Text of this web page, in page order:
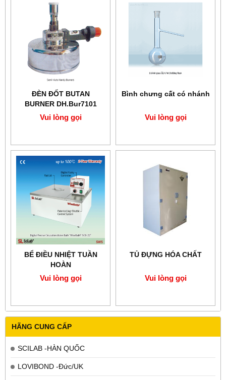
HÃNG CUNG CẤP
SCILAB -HÀN QUỐC
LOVIBOND -Đức/UK
ĐÈN ĐỐT BUTAN
BURNER DH.Bur7101
Vui lòng gọi
Bình chưng cất có nhánh
Vui lòng gọi
BỂ ĐIỀU NHIỆT TUẦN
HOÀN
Vui lòng gọi
TỦ ĐỰNG HÓA CHẤT
Vui lòng gọi